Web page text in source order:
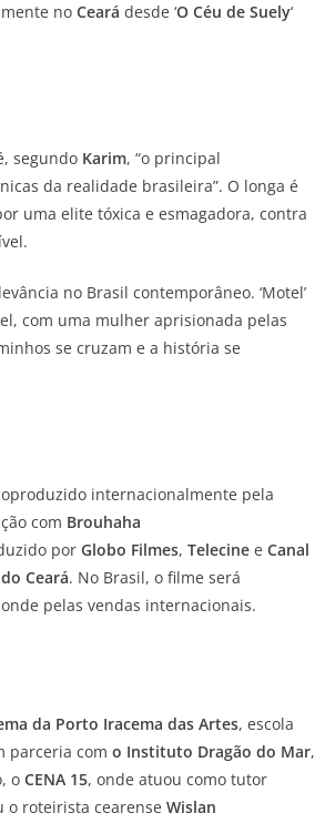
no Ceará desde ‘O Céu de Suely‘
segundo Karim, “o principal
da realidade brasileira”. O longa é
uma elite tóxica e esmagadora, contra
no Brasil contemporâneo. ‘Motel’
com uma mulher aprisionada pelas
se cruzam e a história se
internacionalmente pela
com Brouhaha
por Globo Filmes, Telecine e Canal
Ceará. No Brasil, o filme será
pelas vendas internacionais.
da Porto Iracema das Artes, escola
parceria com o Instituto Dragão do Mar,
o CENA 15, onde atuou como tutor
o roteirista cearense Wislan